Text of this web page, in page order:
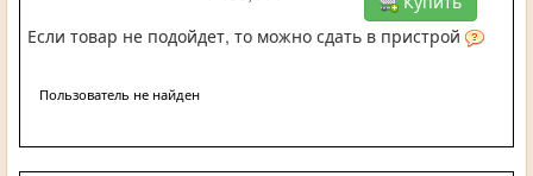
Если товар не подойдет, то можно сдать в пристрой
Пользователь не найден